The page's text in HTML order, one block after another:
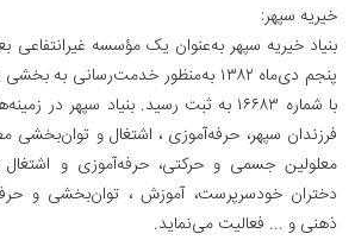
خیریه سپهر:
بنیاد خیریه سپهر به‌عنوان یک مؤسسه غیرانتفاعی
پنجم دی‌ماه ۱۳۸۲ به‌منظور خدمت‌رسانی
با شماره ۱۶۶۸۳ به ثبت رسید. بنیاد سپهر
فرزندان سپهر، حرفه‌آموزی ، اشتغال و
معلولین جسمی و حرکتی، حرفه‌آموزی و اشتغال
دختران خودسرپرست، آموزش ، توان‌بخشی و
ذهنی و ... فعالیت می‌نماید.